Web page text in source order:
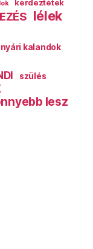
kérdeztétek
lélek
nyári kalandok
szülés
lesz